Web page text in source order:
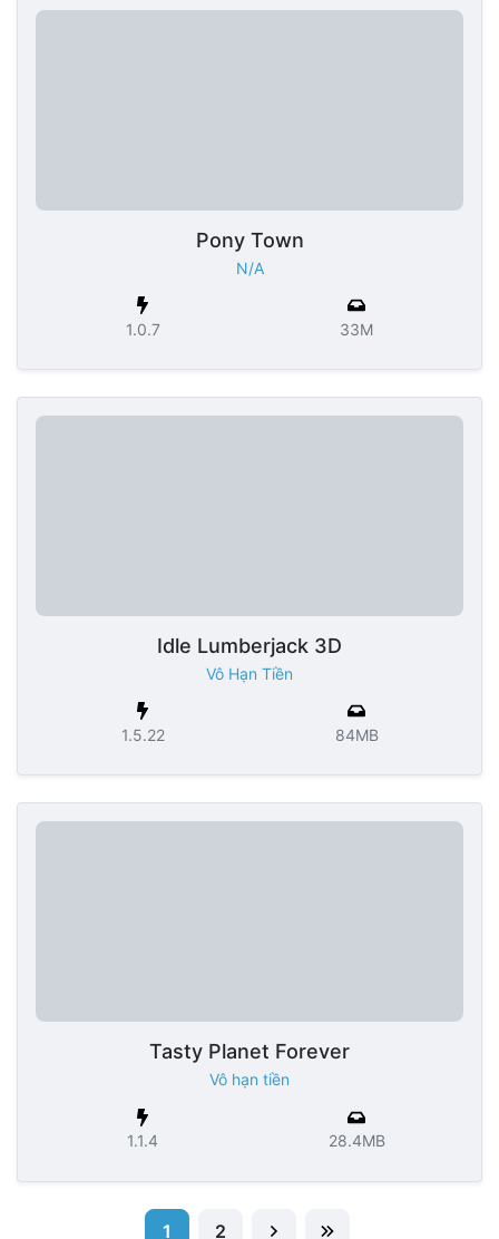
Pony Town
N/A
1.0.7 33M
Idle Lumberjack 3D
Vô Hạn Tiền
1.5.22 84MB
Tasty Planet Forever
Vô hạn tiền
1.1.4 28.4MB
1 2